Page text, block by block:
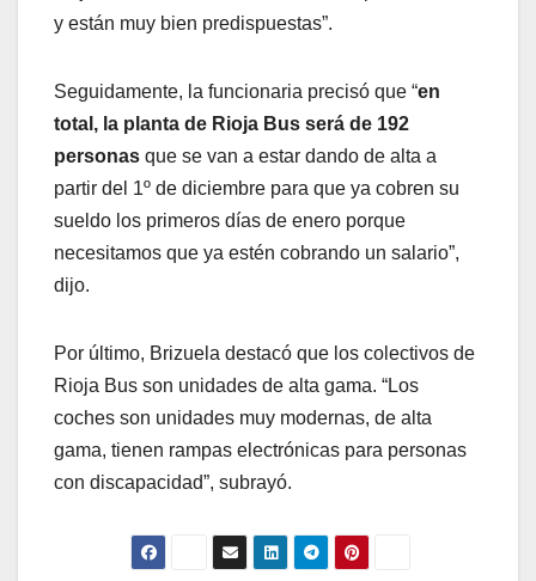
y están muy bien predispuestas”.
Seguidamente, la funcionaria precisó que “en
total, la planta de Rioja Bus será de 192
personas que se van a estar dando de alta a
partir del 1º de diciembre para que ya cobren su
sueldo los primeros días de enero porque
necesitamos que ya estén cobrando un salario”,
dijo.
Por último, Brizuela destacó que los colectivos de
Rioja Bus son unidades de alta gama. “Los
coches son unidades muy modernas, de alta
gama, tienen rampas electrónicas para personas
con discapacidad”, subrayó.